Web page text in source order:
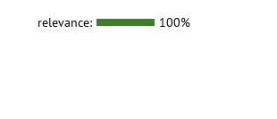
relevance: 100%